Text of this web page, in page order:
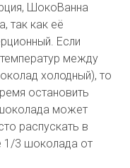
ШокоВанна
так как её
Если
между
холодный), то
остановить
может
распускать в
1/3 шоколада от